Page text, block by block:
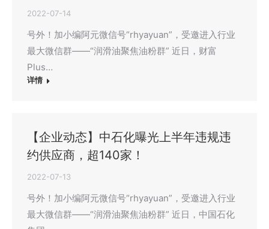
2022-07-14
号外！加小编阿元微信号“rhyayuan”，受邀进入行业
最大微信群——“润滑油聚焦油粉群” 近日，财富
Plus…
详情
【企业动态】中石化曝光上半年违规违
约供应商，超140家！
2022-07-13
号外！加小编阿元微信号“rhyayuan”，受邀进入行业
最大微信群——“润滑油聚焦油粉群” 近日，中国石化